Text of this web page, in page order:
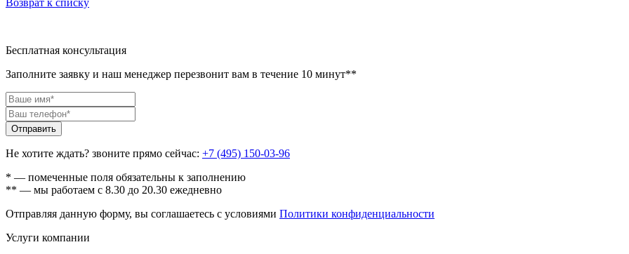
Бесплатная консультация
Заполните заявку и наш менеджер перезвонит вам в течение 10 минут**
Не хотите ждать? звоните прямо сейчас: +7 (495) 150-03-96
* — помеченные поля обязательны к заполнению
** — мы работаем с 8.30 до 20.30 ежедневно
Отправляя данную форму, вы соглашаетесь с условиями Политики конфиденциальности
Услуги компании